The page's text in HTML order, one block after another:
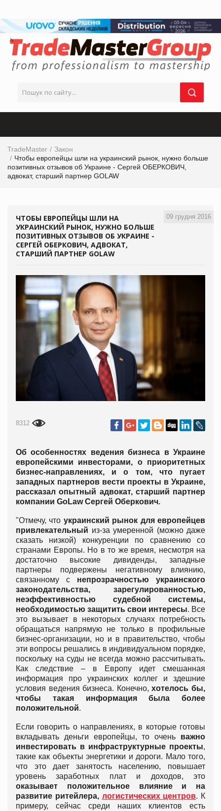
TradeMaster
Закон
Чтобы европейцы шли на украинский рынок, нужно больше
позитивных отзывов об Украине - Сергей ОБЕРКОВИЧ,
адвокат, старший партнер GOLAW
09 грудня 2016
ЧТОБЫ ЕВРОПЕЙЦЫ ШЛИ НА
УКРАИНСКИЙ РЫНОК, НУЖНО БОЛЬШЕ
ПОЗИТИВНЫХ ОТЗЫВОВ ОБ УКРАИНЕ -
СЕРГЕЙ ОБЕРКОВИЧ, АДВОКАТ,
СТАРШИЙ ПАРТНЕР GOLAW
8312
Об особенностях ведения бизнеса в Украине
европейскими инвесторами, о приоритетных
бизнес-направлениях, и о том, что пугает
западных партнеров вести проекты в Украине,
рассказал опытный адвокат, старший партнер
компании GoLaw Сергей Оберкович.
"Отмечу, что украинский рынок для европейцев
привлекательный из-за умеренной (можно даже
сказать низкой) конкуренции по сравнению со
странами Европы. Но в то же время, несмотря на
достаточно высокие дивиденды, западные
партнеры подвержены негативному влиянию,
связанному с непрозрачностью украинского
законодательства, зарегулированностью,
неэффективностью судебной системы,
необходимостью защитить свои интересы. Все
это вызывает в некоторых случаях потребность
обращаться напрямую не только в профильные
бизнес-организации, но и в правительство, чтобы
эти вопросы решались в индивидуальном порядке,
поскольку на суды не всегда можно рассчитывать.
Как следствие – в Европу идет смешанная
информация про украинских коллег и здешние
условия ведения бизнеса. Конечно,хотелось бы,
чтобы такая информация была более
положительной.
Если говорить о направлениях, в которые готовы
вкладывать деньги европейцы, то очень важно
инвестировать в инфраструктурные проекты,
такие как объекты энергетики и дороги. Мало того,
что это дает занятость населению, повышает
уровень заработных плат и доходов, это
оказывает положительное влияние и на
развитие ритейлера, логистических центров. К
примеру, сейчас среди наших клиентов есть